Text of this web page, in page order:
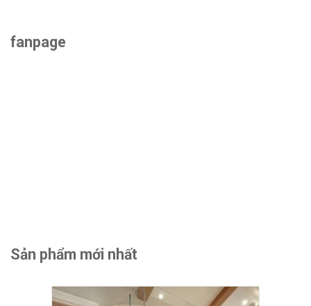
fanpage
Sản phẩm mới nhất